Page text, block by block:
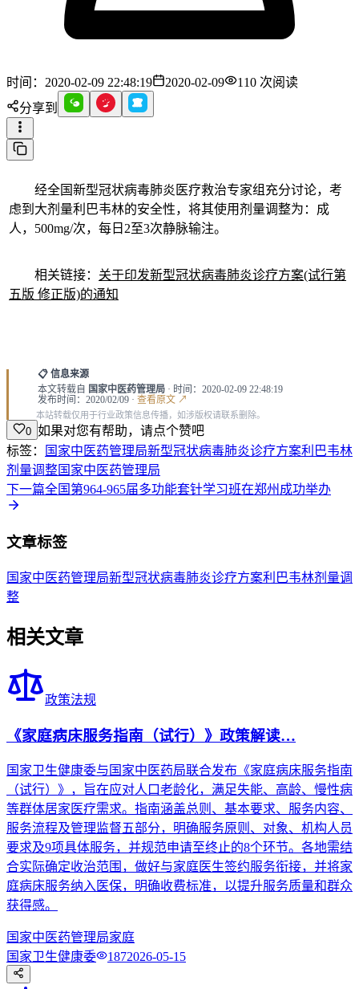
时间：2020-02-09 22:48:19 2020-02-09 110 次阅读
分享到
经全国新型冠状病毒肺炎医疗救治专家组充分讨论，考
虑到大剂量利巴韦林的安全性，将其使用剂量调整为：成
人，500mg/次，每日2至3次静脉输注。
相关链接： 关于印发新型冠状病毒肺炎诊疗方案(试行第
五版 修正版)的通知
📋 信息来源
本文转载自 国家中医药管理局 · 时间：2020-02-09 22:48:19
发布时间：2020/02/09 · 查看原文 ↗
本站转载仅用于行业政策信息传播，如涉版权请联系删除。
0 如果对您有帮助，请点个赞吧
标签：
国家中医药管理局新型冠状病毒肺炎诊疗方案利巴韦林
剂量调整国家中医药管理局
下一篇全国第964-965届多功能套针学习班在郑州成功举办
文章标签
国家中医药管理局新型冠状病毒肺炎诊疗方案利巴韦林剂量调
整
相关文章
政策法规
《家庭病床服务指南（试行）》政策解读…
国家卫生健康委与国家中医药局联合发布《家庭病床服务指南
（试行）》，旨在应对人口老龄化，满足失能、高龄、慢性病
等群体居家医疗需求。指南涵盖总则、基本要求、服务内容、
服务流程及管理监督五部分，明确服务原则、对象、机构人员
要求及9项具体服务，并规范申请至终止的8个环节。各地需结
合实际确定收治范围，做好与家庭医生签约服务衔接，并将家
庭病床服务纳入医保，明确收费标准，以提升服务质量和群众
获得感。
国家中医药管理局家庭
国家卫生健康委
1872026-05-15